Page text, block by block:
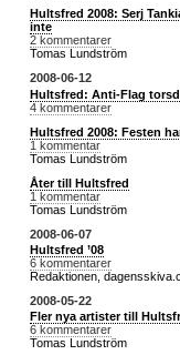
Hultsfred 2008: Serj
inte
2 kommentarer
Tomas Lundström
2008-06-12
Hultsfred: Anti-Flag
4 kommentarer
Hultsfred 2008: Festen
1 kommentar
Tomas Lundström
Åter till Hultsfred
1 kommentar
Tomas Lundström
2008-06-07
Hultsfred ’08
6 kommentarer
Redaktionen,
2008-05-22
Fler nya artister till
6 kommentarer
Tomas Lundström